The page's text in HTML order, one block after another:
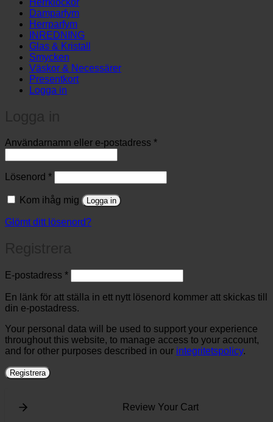
Herrklockor
Damparfym
Herrparfym
INREDNING
Glas & Kristall
Smycken
Väskor & Necessärer
Presentkort
Logga in
Användarnamn eller e-postadress *Obligatoriskt
Lösenord *Obligatoriskt
Kom ihåg mig Logga in
Glömt ditt lösenord?
E-postadress *Obligatoriskt
En länk för att ställa in ett nytt lösenord kommer att skickas till
din e-postadress.
Your personal data will be used to support your experience
throughout this website, to manage access to your account,
and for other purposes described in our integritetspolicy.
Registrera
Review Your Cart